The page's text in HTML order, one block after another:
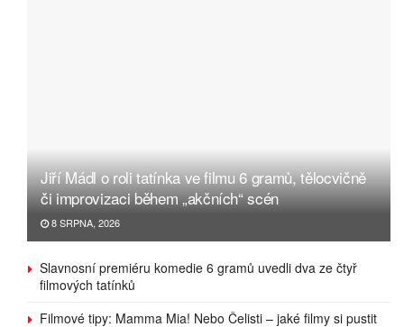
Jiří Mádl o roli tatínka ve filmu 6 gramů, tělocvičně
či improvizaci během „akčních“ scén
8 SRPNA, 2026
Slavnosní premiéru komedie 6 gramů uvedli dva ze čtyř
filmových tatínků
Filmové tipy: Mamma Mia! Nebo Čelisti – jaké filmy si pustit